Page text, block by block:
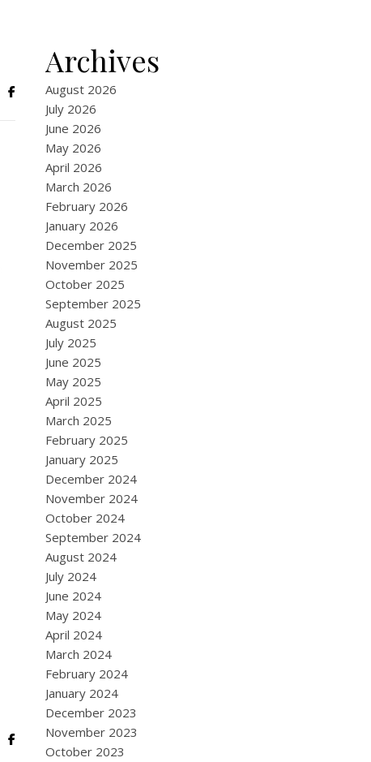
Archives
August 2026
July 2026
June 2026
May 2026
April 2026
March 2026
February 2026
January 2026
December 2025
November 2025
October 2025
September 2025
August 2025
July 2025
June 2025
May 2025
April 2025
March 2025
February 2025
January 2025
December 2024
November 2024
October 2024
September 2024
August 2024
July 2024
June 2024
May 2024
April 2024
March 2024
February 2024
January 2024
December 2023
November 2023
October 2023